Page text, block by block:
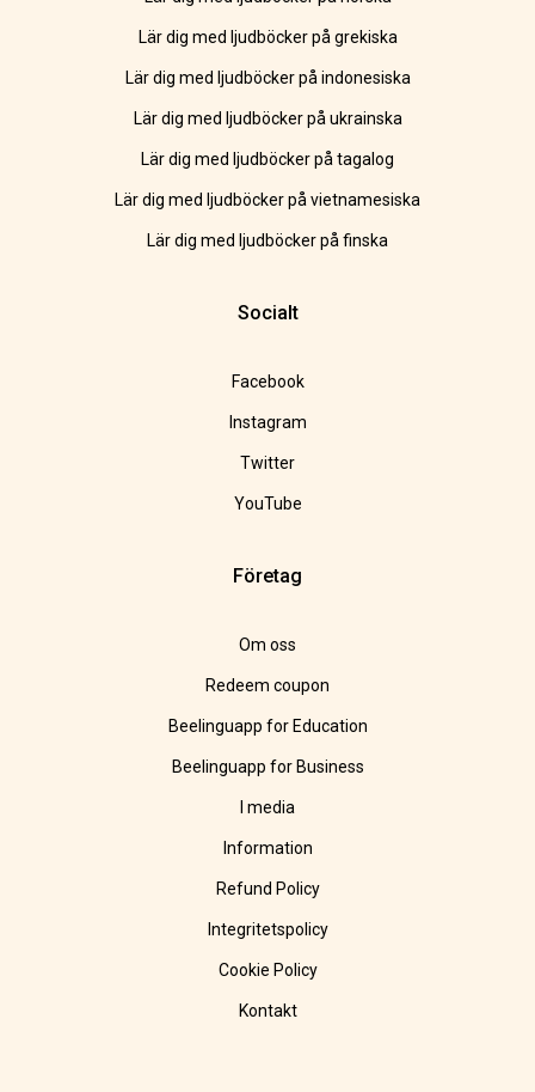
Lär dig med ljudböcker på grekiska
Lär dig med ljudböcker på indonesiska
Lär dig med ljudböcker på ukrainska
Lär dig med ljudböcker på tagalog
Lär dig med ljudböcker på vietnamesiska
Lär dig med ljudböcker på finska
Socialt
Facebook
Instagram
Twitter
YouTube
Företag
Om oss
Redeem coupon
Beelinguapp for Education
Beelinguapp for Business
I media
Information
Refund Policy
Integritetspolicy
Cookie Policy
Kontakt